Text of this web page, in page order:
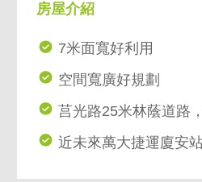
房屋介紹
7米面寬好利用
空間寬廣好規劃
莒光路25米林蔭道路
近未來萬大捷運廈安